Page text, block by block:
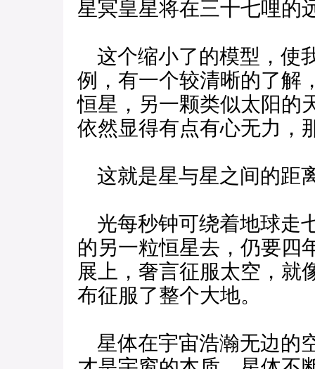
星冥皇星将在三十七哩的
这个缩小了的模型，使
例，有一个较清晰的了解
恒星，另一颗类似太阳的
依然显得有点有心无力，
这就是星与星之间的距
光每秒钟可绕着地球走
的另一粒恒星去，仍要四
展上，奢言征服太空，就
布征服了整个大地。
星体在宇宙浩瀚无边的